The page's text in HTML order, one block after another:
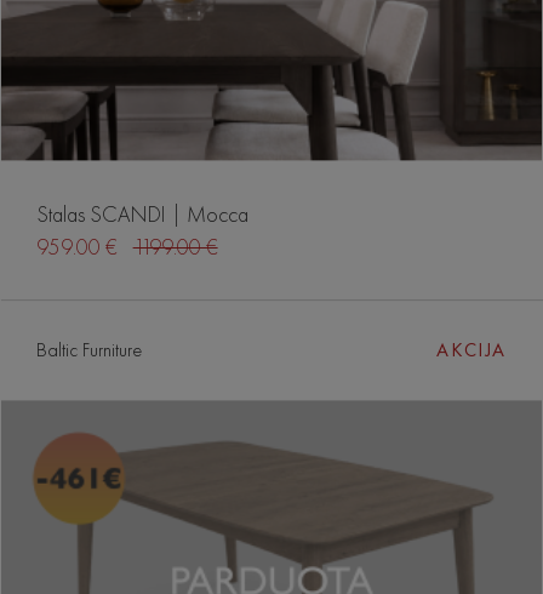
Stalas SCANDI | Mocca
959.00 € 1199.00 €
Baltic Furniture AKCIJA